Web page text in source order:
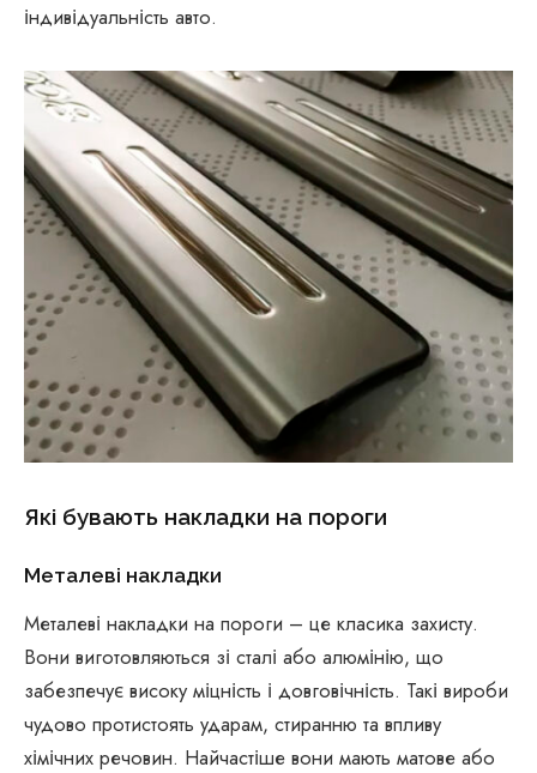
індивідуальність авто.
Які бувають накладки на пороги
Металеві накладки
Металеві накладки на пороги – це класика захисту.
Вони виготовляються зі сталі або алюмінію, що
забезпечує високу міцність і довговічність. Такі вироби
чудово протистоять ударам, стиранню та впливу
хімічних речовин. Найчастіше вони мають матове або